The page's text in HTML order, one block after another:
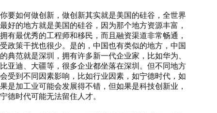
你要如何做创新，做创新其实就是美国的硅谷，全世界
最好的地方就是美国的硅谷，因为那个地方资源丰富，
拥有最优秀的工程师和移民，而且融资渠道非常畅通，
受政策干扰也很少。是的，中国也有类似的地方，中国
的典范就是深圳，拥有许多新一代企业家，比如华为、
比亚迪、大疆等，很多企业都坐落在深圳。但不同地方
会受到不同因素影响，比如行业因素，如宁德时代，如
果是加工业可能会发展得不错，但如果是科技创新业，
宁德时代可能无法留住人才。